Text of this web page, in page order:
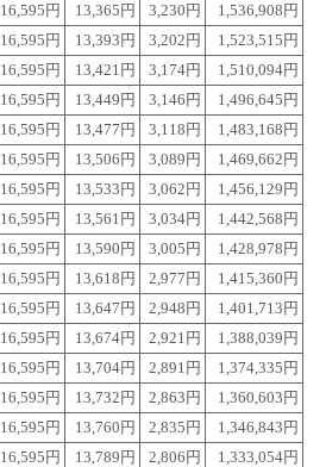
16,595円 13,365円 3,230円
1,536,908円
16,595円 13,393円 3,202円
1,523,515円
16,595円 13,421円 3,174円
1,510,094円
16,595円 13,449円 3,146円
1,496,645円
16,595円 13,477円 3,118円
1,483,168円
16,595円 13,506円 3,089円
1,469,662円
16,595円 13,533円 3,062円
1,456,129円
16,595円 13,561円 3,034円
1,442,568円
16,595円 13,590円 3,005円
1,428,978円
16,595円 13,618円 2,977円
1,415,360円
16,595円 13,647円 2,948円
1,401,713円
16,595円 13,674円 2,921円
1,388,039円
16,595円 13,704円 2,891円
1,374,335円
16,595円 13,732円 2,863円
1,360,603円
16,595円 13,760円 2,835円
1,346,843円
16,595円 13,789円 2,806円
1,333,054円